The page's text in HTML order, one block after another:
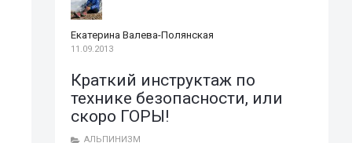
Екатерина Валева-Полянская
11.09.2013
Краткий инструктаж по
технике безопасности, или
скоро ГОРЫ!
АЛЬПИНИЗМ